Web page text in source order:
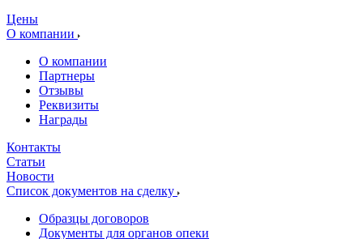
Цены
О компании
О компании
Партнеры
Отзывы
Реквизиты
Награды
Контакты
Статьи
Новости
Список документов на сделку
Образцы договоров
Документы для органов опеки